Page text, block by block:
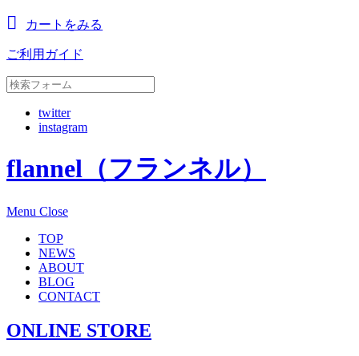
カートをみる
ご利用ガイド
twitter
instagram
flannel（フランネル）
Menu Close
TOP
NEWS
ABOUT
BLOG
CONTACT
ONLINE STORE